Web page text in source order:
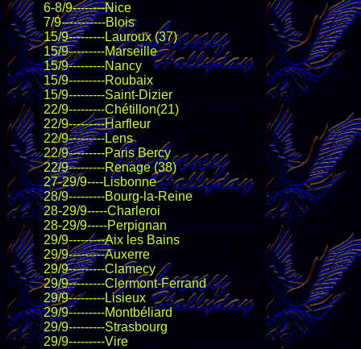
6-8/9--------Nice
7/9-----------Blois
15/9---------Lauroux (37)
15/9---------Marseille
15/9---------Nancy
15/9---------Roubaix
15/9---------Saint-Dizier
22/9---------Chétillon(21)
22/9---------Harfleur
22/9---------Lens
22/9---------Paris Bercy
22/9---------Renage (38)
27-29/9----Lisbonne
28/9---------Bourg-la-Reine
28-29/9-----Charleroi
28-29/9-----Perpignan
29/9---------Aix les Bains
29/9---------Auxerre
29/9---------Clamecy
29/9---------Clermont-Ferrand
29/9---------Lisieux
29/9---------Montbéliard
29/9---------Strasbourg
29/9---------Vire